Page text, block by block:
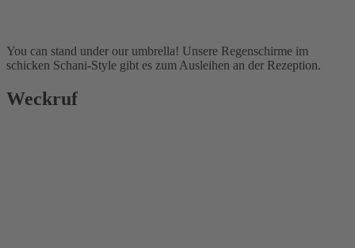
You can stand under our umbrella! Unsere Regenschirme im
schicken Schani-Style gibt es zum Ausleihen an der Rezeption.
Weckruf